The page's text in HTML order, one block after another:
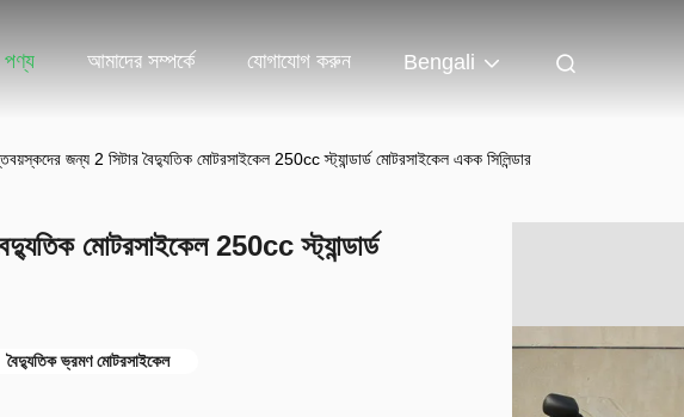
পণ্য আমাদের সম্পর্কে যোগাযোগ করুন Bengali
জন্য 2 সিটার বৈদ্যুতিক মোটরসাইকেল 250cc স্ট্যান্ডার্ড মোটরসাইকেল একক সিলিন্ডার
মোটরসাইকেল 250cc স্ট্যান্ডার্ড
বৈদ্যুতিক ভ্রমণ মোটরসাইকেল